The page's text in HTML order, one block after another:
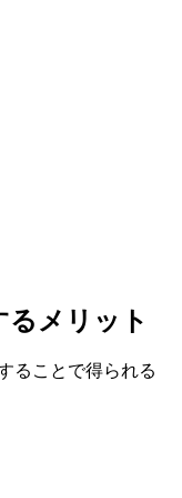
メリット
ることで得られる